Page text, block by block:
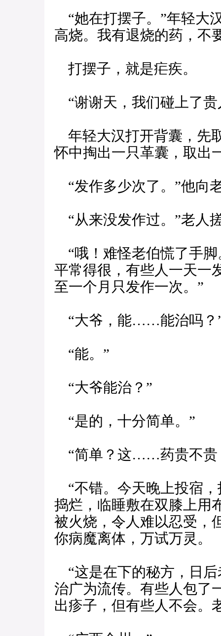
“她在打摆子。”年轻大
高烧。我有退烧的药，不
打摆子，就是疟疾。
“谢谢天，我们碰上了贵
年轻大汉打开背囊，先
怀中掏出一只革囊，取出
“发作多少次了。”他向
“从来没发作过。”老人
“哦！难怪老伯慌了手
平常得很，有些人一天一
至一个月只发作一次。”
“大爷，能……能治吗？
“能。”
“大爷能治？”
“是的，十分简单。”
“简单？这……药贵不
“不错。今天晚上投宿
捣烂，临睡敷在双膝上用
被火烧，令人难以忍受，
你病魔离体，万试万灵。
“这是在下的秘方，日
治广为流传。有些人包了
出疹子，但有些人不会。